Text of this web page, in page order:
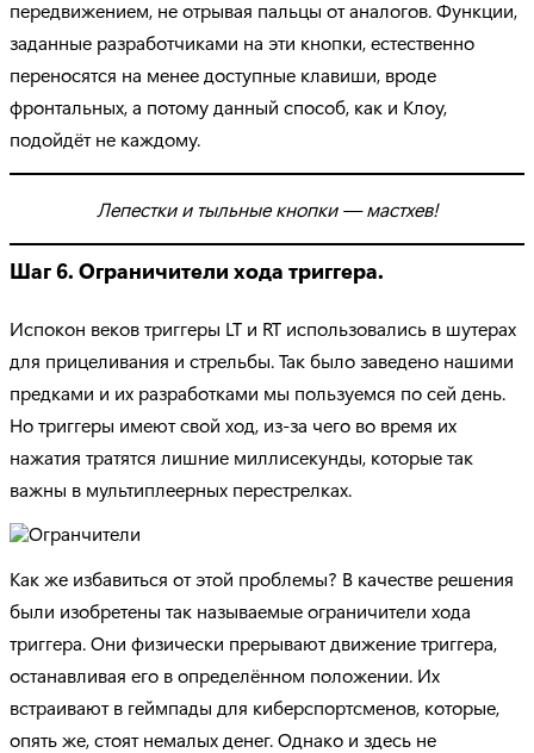
передвижением, не отрывая пальцы от аналогов. Функции,
заданные разработчиками на эти кнопки, естественно
переносятся на менее доступные клавиши, вроде
фронтальных, а потому данный способ, как и Клоу,
подойдёт не каждому.
Лепестки и тыльные кнопки — мастхев!
Шаг 6. Ограничители хода триггера.
Испокон веков триггеры LT и RT использовались в шутерах
для прицеливания и стрельбы. Так было заведено нашими
предками и их разработками мы пользуемся по сей день.
Но триггеры имеют свой ход, из-за чего во время их
нажатия тратятся лишние миллисекунды, которые так
важны в мультиплеерных перестрелках.
Как же избавиться от этой проблемы? В качестве решения
были изобретены так называемые ограничители хода
триггера. Они физически прерывают движение триггера,
останавливая его в определённом положении. Их
встраивают в геймпады для киберспортсменов, которые,
опять же, стоят немалых денег. Однако и здесь не